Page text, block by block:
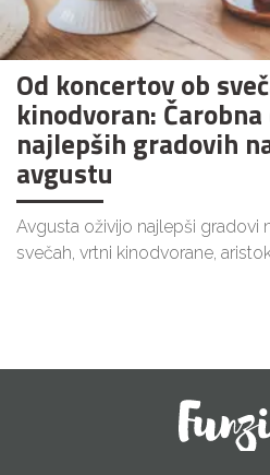
Od koncertov ob
kinodvoran:
najlepših gradovih
avgustu
Avgusta oživijo najlepši gradovi
svečah, vrtni kinodvorane,